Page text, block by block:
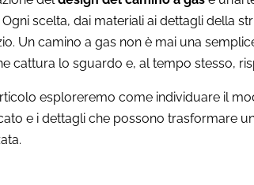
scelta, dai materiali ai dettagli della
Un camino a gas non è mai una
cattura lo sguardo e, al tempo stesso,
esploreremo come individuare il
e i dettagli che possono trasformare